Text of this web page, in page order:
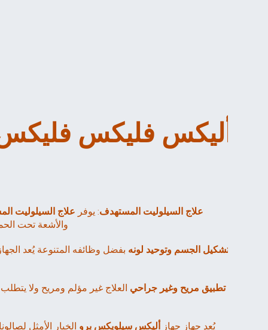
علاج السيلوليت المستهدف: يوفر علاج السيلوليت
والأشعة تحت
تشكيل الجسم وتوحيد لونه
تطبيق مريح وغير جراحي
يُعد جهاز جهاز أليكس سيلويكس برو